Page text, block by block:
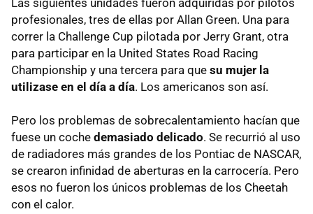
profesionales, tres de ellas por Allan Green. Una para
correr la Challenge Cup pilotada por Jerry Grant, otra
para participar en la United States Road Racing
Championship y una tercera para que su mujer la
utilizase en el día a día. Los americanos son así.
Pero los problemas de sobrecalentamiento hacían que
fuese un coche demasiado delicado. Se recurrió al uso
de radiadores más grandes de los Pontiac de NASCAR,
se crearon infinidad de aberturas en la carrocería. Pero
esos no fueron los únicos problemas de los Cheetah
con el calor.